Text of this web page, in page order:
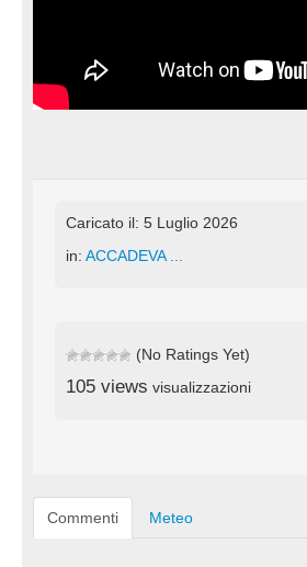
Caricato il: 5 Luglio 2026
in: ACCADEVA ...
(No Ratings Yet)
105 views visualizzazioni
Commenti Meteo